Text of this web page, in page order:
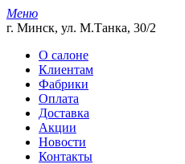
Меню
г. Минск, ул. М.Танка, 30/2
О салоне
Клиентам
Фабрики
Оплата
Доставка
Акции
Новости
Контакты